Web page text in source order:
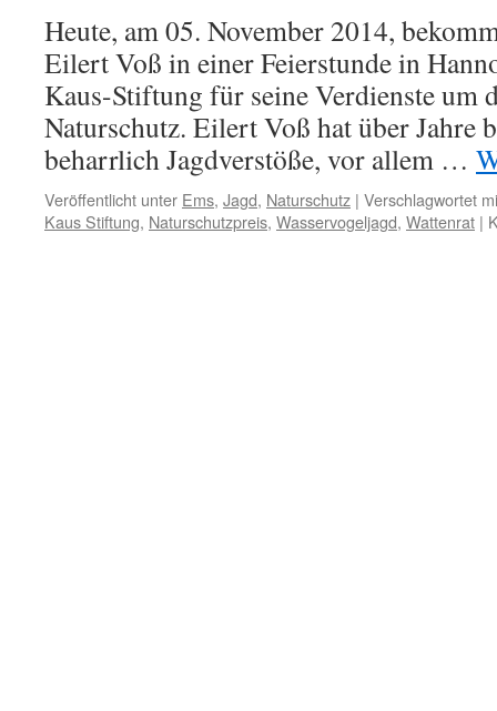
Heute, am 05. November 2014,
Eilert Voß in einer Feierstunde in
Kaus-Stiftung für seine Verdienste um
Naturschutz. Eilert Voß hat über Jahre
beharrlich Jagdverstöße, vor allem …
Veröffentlicht unter Ems, Jagd, Naturschutz | Verschlagwortet
Kaus Stiftung, Naturschutzpreis, Wasservogeljagd, Wattenrat |